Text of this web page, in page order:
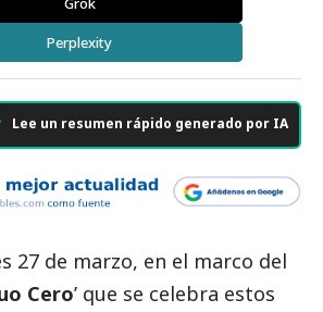
Perplexity
Lee un resumen rápido generado por IA
27 de marzo, en el marco del
Cero’ que se celebra estos